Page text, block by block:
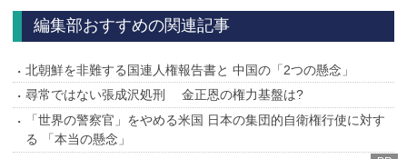
編集部おすすめの関連記事
北朝鮮を非難する国連人権報告書と 中国の「2つの懸念」
尋常ではない張成沢処刑 金正恩の権力基盤は?
「世界の警察官」をやめる米国 日本の集団的自衛権行使に対す
る 「本当の懸念」